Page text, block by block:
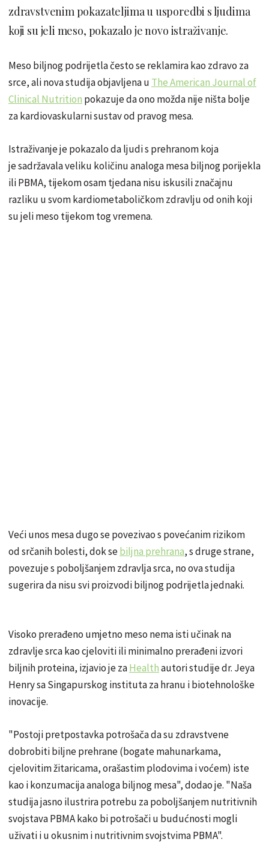
zdravstvenim pokazateljima u usporedbi s ljudima
koji su jeli meso, pokazalo je novo istraživanje.
Meso biljnog podrijetla često se reklamira kao zdravo za
srce, ali nova studija objavljena u The American Journal of
Clinical Nutrition pokazuje da ono možda nije ništa bolje
za kardiovaskularni sustav od pravog mesa.
Istraživanje je pokazalo da ljudi s prehranom koja
je sadržavala veliku količinu analoga mesa biljnog porijekla
ili PBMA, tijekom osam tjedana nisu iskusili značajnu
razliku u svom kardiometaboličkom zdravlju od onih koji
su jeli meso tijekom tog vremena.
Veći unos mesa dugo se povezivao s povećanim rizikom
od srčanih bolesti, dok sebiljna prehrana, s druge strane,
povezuje s poboljšanjem zdravlja srca, no ova studija
sugerira da nisu svi proizvodi biljnog podrijetla jednaki.
Visoko prerađeno umjetno meso nema isti učinak na
zdravlje srca kao cjeloviti ili minimalno prerađeni izvori
biljnih proteina, izjavio je zaHealthautori studije dr. Jeya
Henry sa Singapurskog instituta za hranu i biotehnološke
inovacije.
"Postoji pretpostavka potrošača da su zdravstvene
dobrobiti biljne prehrane (bogate mahunarkama,
cjelovitim žitaricama, orašastim plodovima i voćem) iste
kao i konzumacija analoga biljnog mesa", dodao je. "Naša
studija jasno ilustrira potrebu za poboljšanjem nutritivnih
svojstava PBMA kako bi potrošači u budućnosti mogli
uživati ​​i u okusnim i nutritivnim svojstvima PBMA".